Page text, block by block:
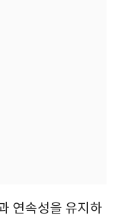
연속성을 유지하